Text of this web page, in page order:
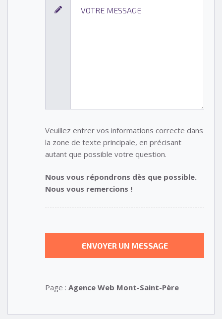
Veuillez entrer vos informations correcte dans
la zone de texte principale, en précisant
autant que possible votre question.
Nous vous répondrons dès que possible.
Nous vous remercions !
Page : Agence Web Mont-Saint-Père